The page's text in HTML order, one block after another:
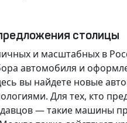
столицы
и масштабных в
автомобиля и
вы найдете новые
Для тех, кто
— такие машины